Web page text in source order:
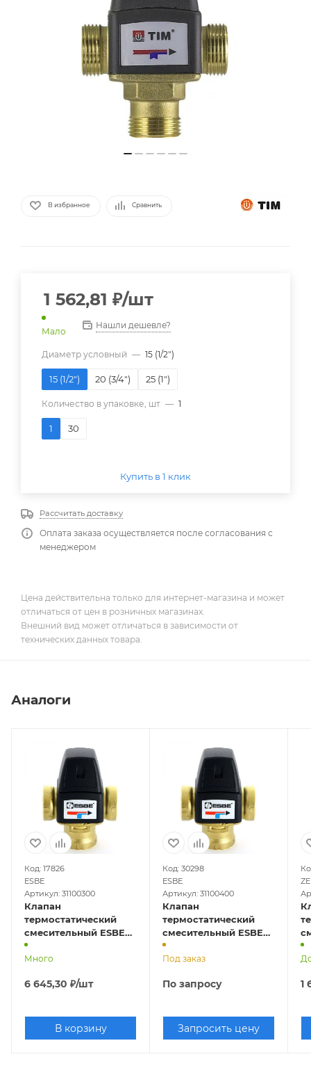
В избранное Сравнить
1 562,81 ₽/шт
Мало
Нашли дешевле?
Диаметр условный — 15 (1/2")
15 (1/2") 20 (3/4") 25 (1")
Количество в упаковке, шт — 1
1 30
Купить в 1 клик
Рассчитать доставку
Оплата заказа осуществляется после согласования с
менеджером
Цена действительна только для интернет-магазина и может
отличаться от цен в розничных магазинах.
Внешний вид может отличаться в зависимости от
технических данных товара.
Аналоги
Код: 17826
ESBE
Артикул: 31100300
Клапан
термостатический
смесительный ESBE
VTA321 Ду 15 ВР,
Tрег=20-43оС
Много
6 645,30 ₽/шт
В корзину
Код: 30298
ESBE
Артикул: 31100400
Клапан
термостатический
смесительный ESBE
VTA321 Ду 15 ВР,
Tрег=35-60оС
Под заказ
По запросу
Запросить цену
1